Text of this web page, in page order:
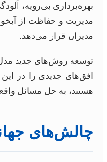
بهره‌برداری بی‌رویه،
مدیریت و حفاظت از
مدیران قرار می‌دهد.
افق‌های جدیدی را در
هستند، به حل مسائل
چالش‌های